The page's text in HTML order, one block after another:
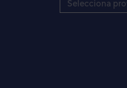
Selecciona